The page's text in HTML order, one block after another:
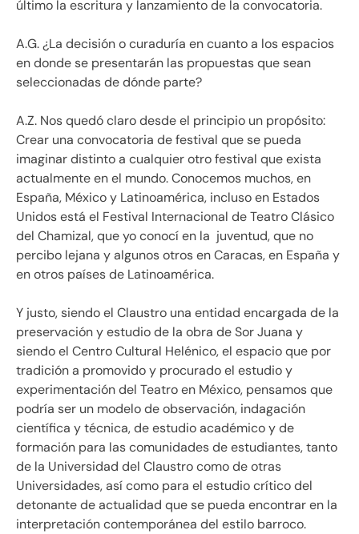
último la escritura y lanzamiento de la convocatoria.
A.G. ¿La decisión o curaduría en cuanto a los espacios
en donde se presentarán las propuestas que sean
seleccionadas de dónde parte?
A.Z. Nos quedó claro desde el principio un propósito:
Crear una convocatoria de festival que se pueda
imaginar distinto a cualquier otro festival que exista
actualmente en el mundo. Conocemos muchos, en
España, México y Latinoamérica, incluso en Estados
Unidos está el Festival Internacional de Teatro Clásico
del Chamizal, que yo conocí en la juventud, que no
percibo lejana y algunos otros en Caracas, en España y
en otros países de Latinoamérica.
Y justo, siendo el Claustro una entidad encargada de la
preservación y estudio de la obra de Sor Juana y
siendo el Centro Cultural Helénico, el espacio que por
tradición a promovido y procurado el estudio y
experimentación del Teatro en México, pensamos que
podría ser un modelo de observación, indagación
científica y técnica, de estudio académico y de
formación para las comunidades de estudiantes, tanto
de la Universidad del Claustro como de otras
Universidades, así como para el estudio crítico del
detonante de actualidad que se pueda encontrar en la
interpretación contemporánea del estilo barroco.